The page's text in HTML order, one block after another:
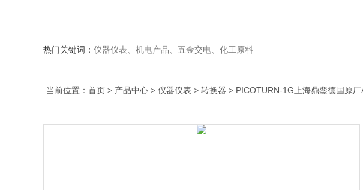
热门关键词： 仪器仪表、机电产品、五金交电、化工原料
当前位置： 首页 > 产品中心 > 仪器仪表 > 转换器 > PICOTURN-1G上海鼎銮德国原